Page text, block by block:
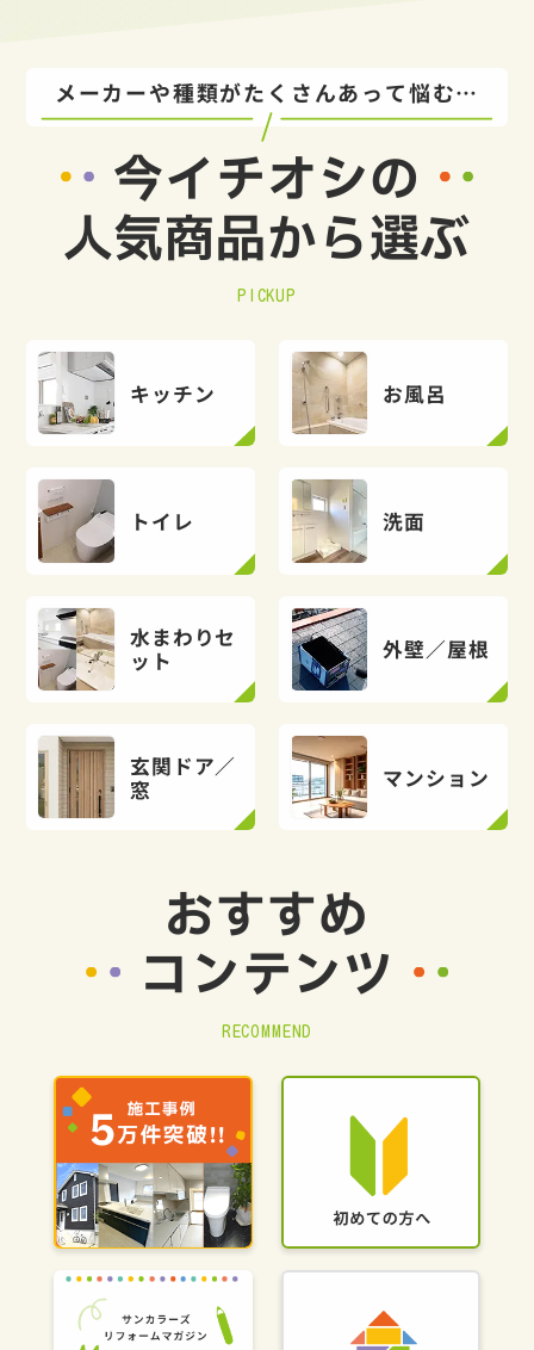
メーカーや種類がたくさんあって悩む…
今イチオシの
人気商品から選ぶ
PICKUP
キッチン お風呂
トイレ 洗面
水まわりセ
ット
外壁／屋根
玄関ドア／
窓
マンション
おすすめ
コンテンツ
RECOMMEND